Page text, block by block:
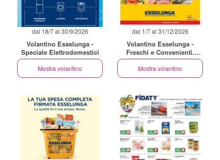
dal 18/7 al 30/9/2026
Volantino Esselunga -
Speciale Elettrodomestici
Mostra volantino
dal 1/7 al 31/12/2026
Volantino Esselunga -
Freschi e Convenienti.
Sempre
Mostra volantino